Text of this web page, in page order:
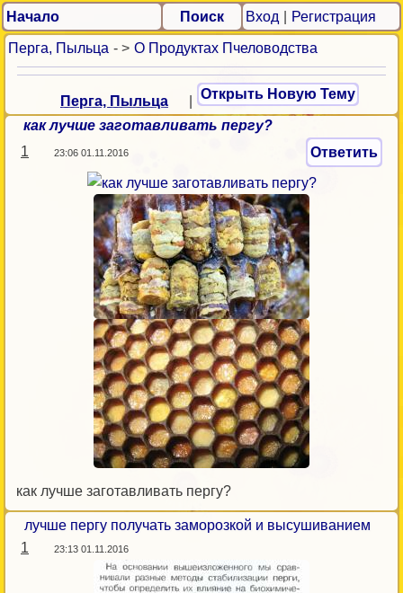
Начало Поиск Вход Регистрация
Перга, Пыльца - > О Продуктах Пчеловодства
Перга, Пыльца Открыть Новую Тему
как лучше заготавливать пергу?
1
23:06 01.11.2016 Ответить
как лучше заготавливать пергу?
лучше пергу получать заморозкой и высушиванием
1
23:13 01.11.2016